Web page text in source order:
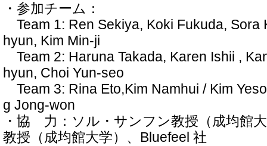
・参加チーム：
Team 1: Ren Sekiya, Koki Fukuda, Sora
hyun, Kim Min-ji
Team 2: Haruna Takada, Karen Ishii ,
hyun, Choi Yun-seo
Team 3: Rina Eto,Kim Namhui / Kim
g Jong-won
・協 力：ソル・サンフン教授（成均館
教授（成均館大学）、Bluefeel 社